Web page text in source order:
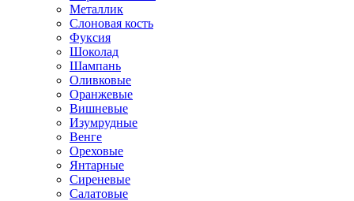
Металлик
Слоновая кость
Фуксия
Шоколад
Шампань
Оливковые
Оранжевые
Вишневые
Изумрудные
Венге
Ореховые
Янтарные
Сиреневые
Салатовые